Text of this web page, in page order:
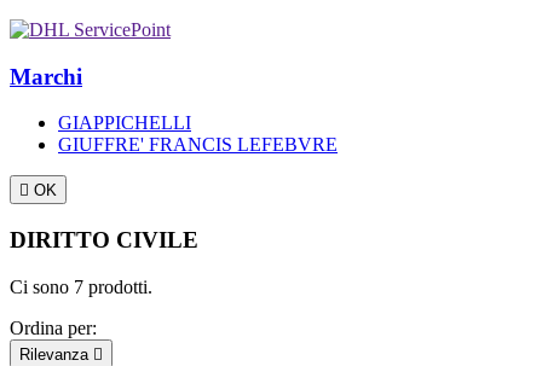
Marchi
GIAPPICHELLI
GIUFFRE' FRANCIS LEFEBVRE
 OK
DIRITTO CIVILE
Ci sono 7 prodotti.
Ordina per:
Rilevanza 